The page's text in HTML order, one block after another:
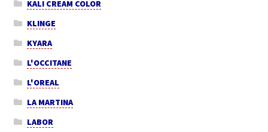
KALI CREAM COLOR
KLINGE
KYARA
L'OCCITANE
L'OREAL
LA MARTINA
LABOR